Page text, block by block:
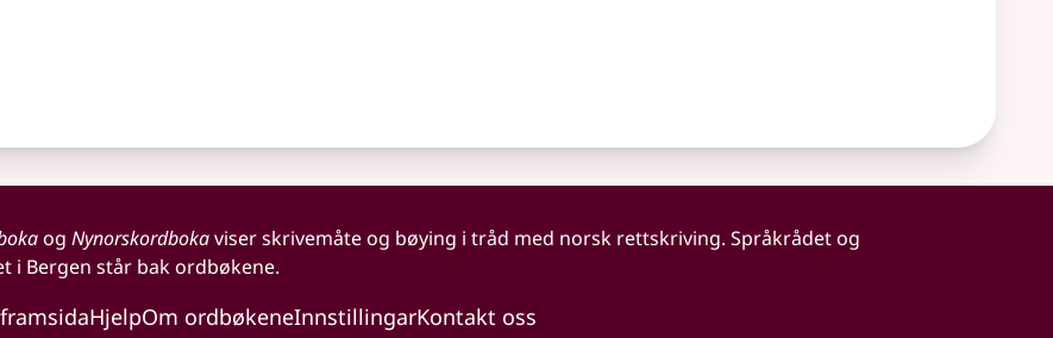
og Nynorskordbokaviser skrivemåte og bøying i tråd med norsk rettskriving. Språkrådet og
i Bergen står bak ordbøkene.
HjelpOm ordbøkeneInnstillingarKontakt oss